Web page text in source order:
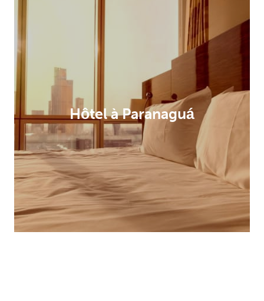
Hôtel à Paranaguá